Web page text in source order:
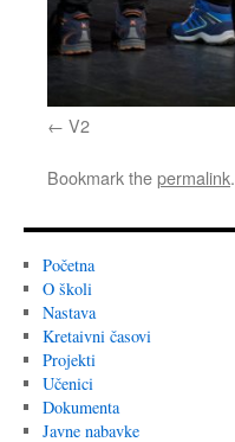
V2
Bookmark thepermalink.
Početna
O školi
Nastava
Kretaivni časovi
Projekti
Učenici
Dokumenta
Javne nabavke